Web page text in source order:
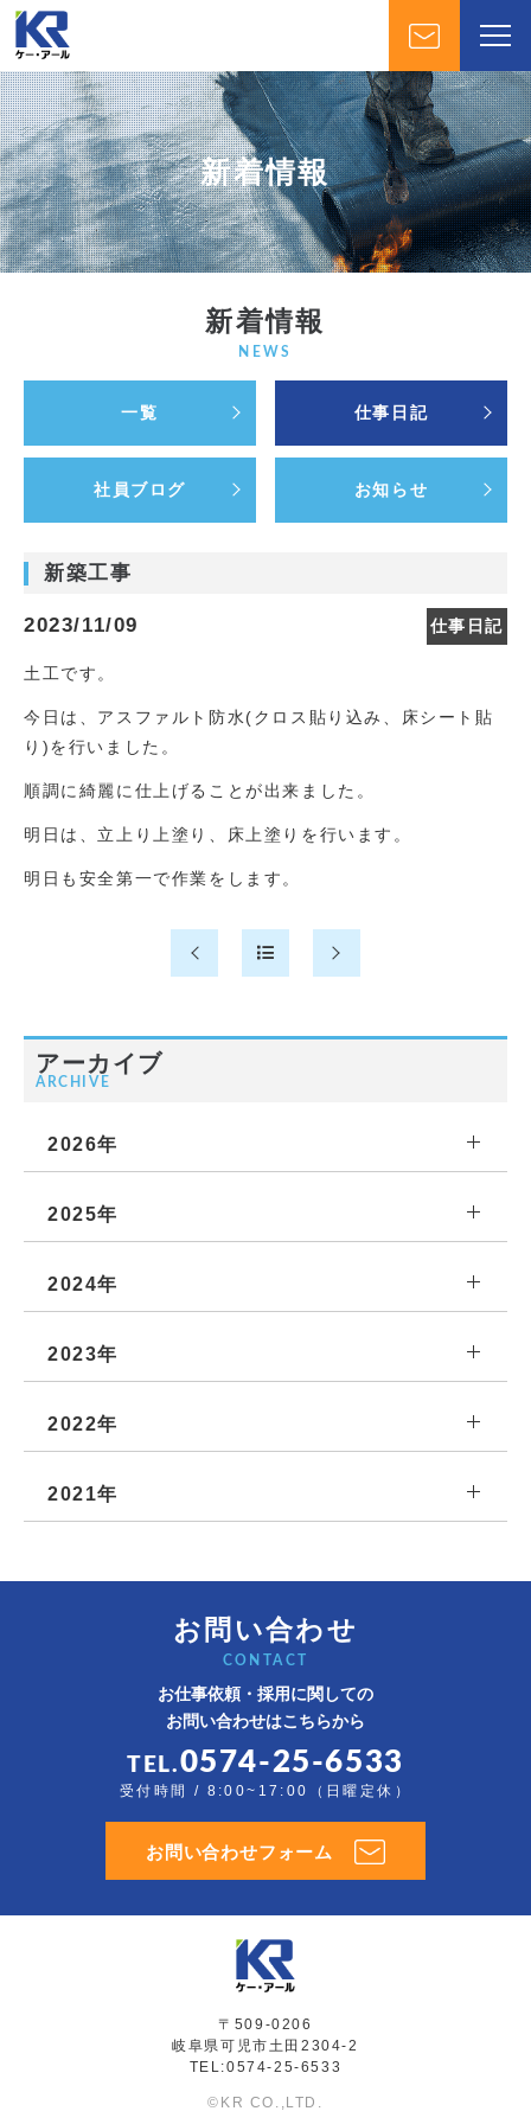
新着情報
新着情報
NEWS
一覧 仕事日記
社員ブログ お知らせ
新築工事
2023/11/09 仕事日記
土工です。
今日は、アスファルト防水(クロス貼り込み、床シート貼
り)を行いました。
順調に綺麗に仕上げることが出来ました。
明日は、立上り上塗り、床上塗りを行います。
明日も安全第一で作業をします。
アーカイブ
ARCHIVE
2026年
2025年
2024年
2023年
2022年
2021年
お問い合わせ
CONTACT
お仕事依頼・採用に関しての
お問い合わせはこちらから
TEL.0574-25-6533
受付時間 / 8:00~17:00（日曜定休）
お問い合わせフォーム
〒509-0206
岐阜県可児市土田2304-2
TEL:0574-25-6533
©KR CO.,LTD.